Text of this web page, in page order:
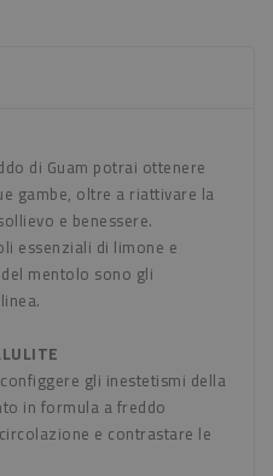
di Guam potrai ottenere
gambe, oltre a riattivare la
e benessere.
essenziali di limone e
mentolo sono gli
gli inestetismi della
in formula a freddo
e contrastare le